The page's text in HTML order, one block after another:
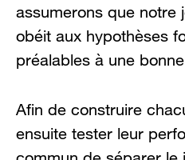
assumerons que notre
obéit aux hypothèses
préalables à une
Afin de construire
ensuite tester leur